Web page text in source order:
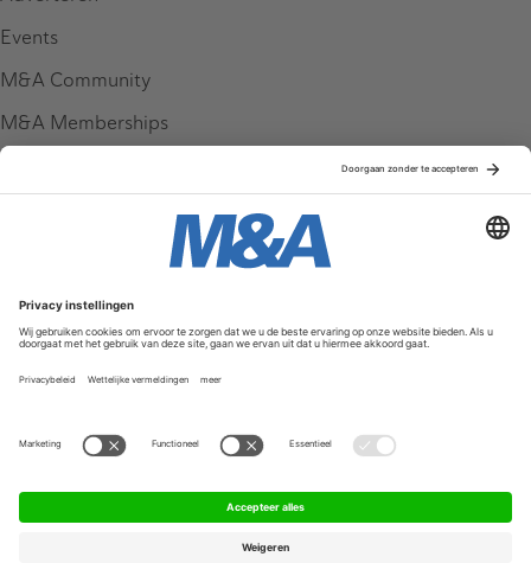
Events
M&A Community
M&A Memberships
Service & Contact
Contact
FAQ
Werken bij ons
Algemene Voorwaarden